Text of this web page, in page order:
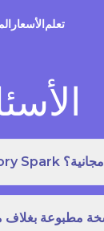
الأسعارتعلم
هل قراءة مكتبة مجتمع Story Spark مجانية؟